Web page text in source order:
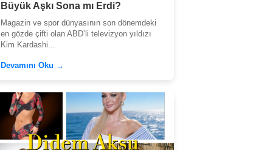
Büyük Aşkı Sona mı Erdi?
Magazin ve spor dünyasının son dönemdeki
en gözde çifti olan ABD’li televizyon yıldızı
Kim Kardashi...
Devamını Oku →